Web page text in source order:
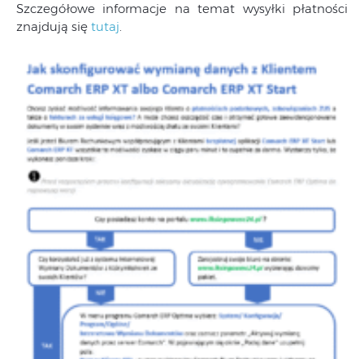
Szczegółowe informacje na temat wysyłki płatności
znajdują się tutaj.